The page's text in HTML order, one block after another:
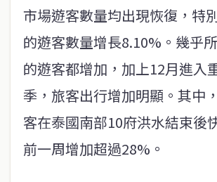
市場遊客數量均出現恢復，特
的遊客數量增長8.10%。幾乎
的遊客都增加，加上12月進入
季，旅客出行增加明顯。其中
客在泰國南部10府洪水結束後
前一周增加超過28%。